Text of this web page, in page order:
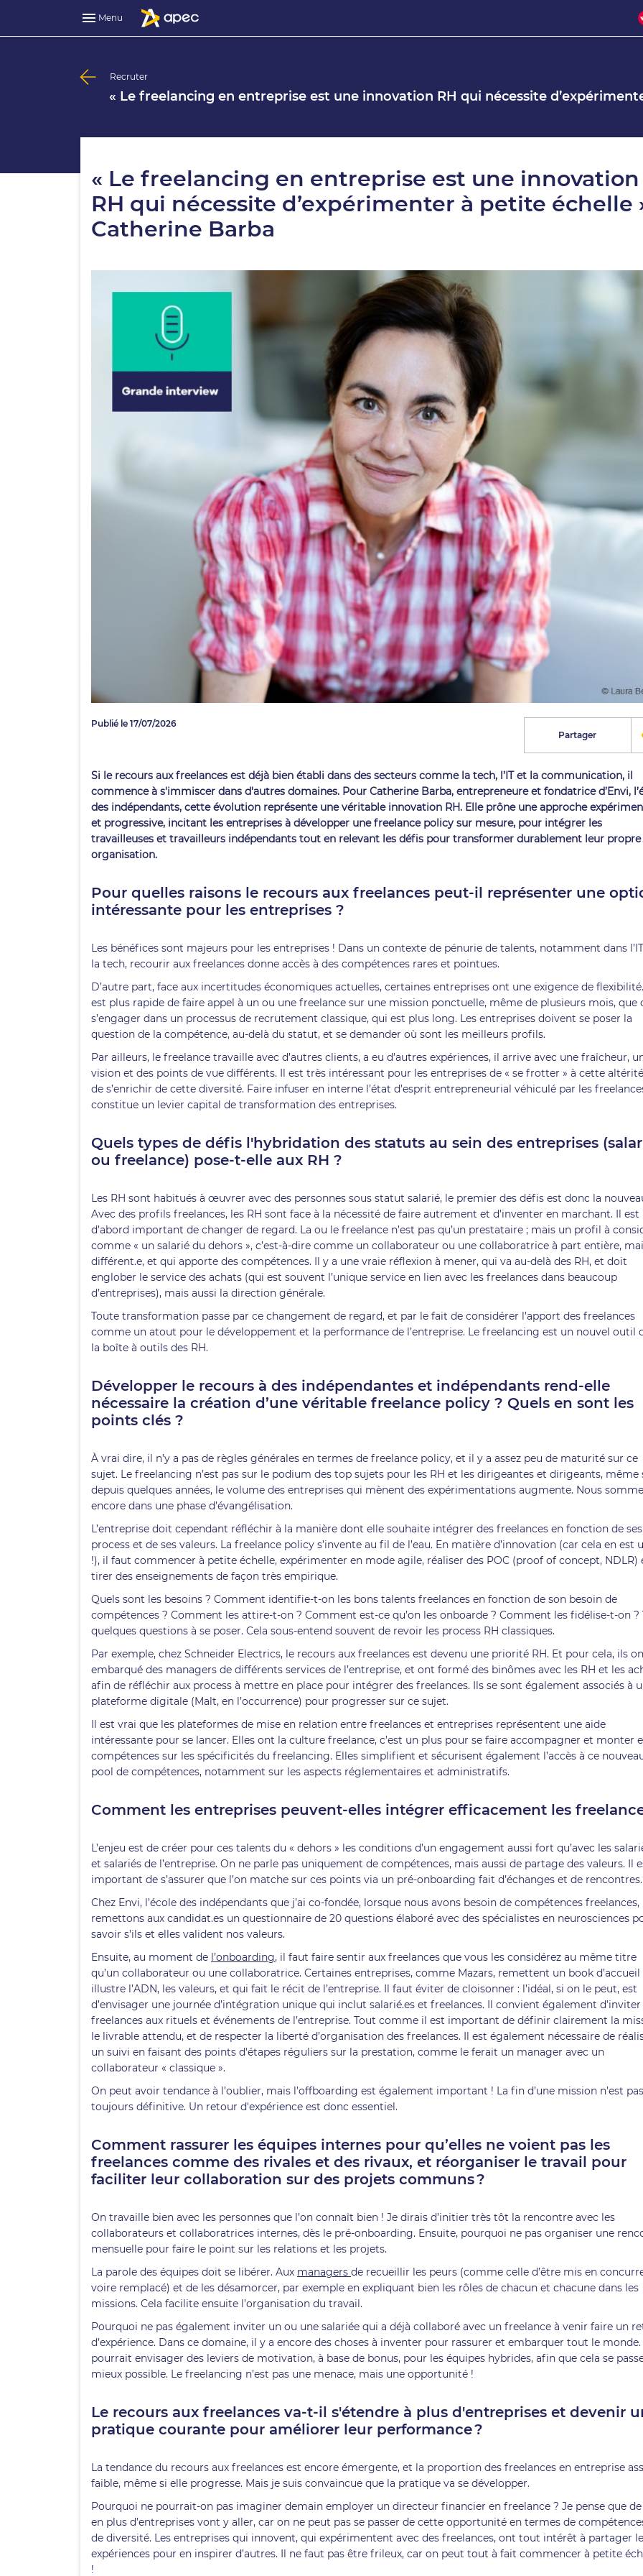
Menu
Recruter
« Le freelancing en entreprise est une innovation RH qui nécessite
« Le freelancing en entreprise est une innovation
RH qui nécessite d’expérimenter à petite échelle
Catherine Barba
Publié le 17/07/2026
Partager
Si le recours aux freelances est déjà bien établi dans des secteurs comme la tech, l’IT et la communication, il
commence à s'immiscer dans d'autres domaines. Pour Catherine Barba, entrepreneure et fondatrice d’Envi,
des indépendants, cette évolution représente une véritable innovation RH. Elle prône une approche
et progressive, incitant les entreprises à développer une freelance policy sur mesure, pour intégrer les
travailleuses et travailleurs indépendants tout en relevant les défis pour transformer durablement leur propre
organisation.
Pour quelles raisons le recours aux freelances peut-il représenter une
intéressante pour les entreprises ?
Les bénéfices sont majeurs pour les entreprises ! Dans un contexte de pénurie de talents, notamment dans
la tech, recourir aux freelances donne accès à des compétences rares et pointues.
D’autre part, face aux incertitudes économiques actuelles, certaines entreprises ont une exigence de
est plus rapide de faire appel à un ou une freelance sur une mission ponctuelle, même de plusieurs mois, que
s’engager dans un processus de recrutement classique, qui est plus long. Les entreprises doivent se poser la
question de la compétence, au-delà du statut, et se demander où sont les meilleurs profils.
Par ailleurs, le freelance travaille avec d’autres clients, a eu d’autres expériences, il arrive avec une fraîcheur,
vision et des points de vue différents. Il est très intéressant pour les entreprises de « se frotter » à cette
de s’enrichir de cette diversité. Faire infuser en interne l’état d’esprit entrepreneurial véhiculé par les
constitue un levier capital de transformation des entreprises.
Quels types de défis l'hybridation des statuts au sein des entreprises
ou freelance) pose-t-elle aux RH ?
Les RH sont habitués à œuvrer avec des personnes sous statut salarié, le premier des défis est donc la
Avec des profils freelances, les RH sont face à la nécessité de faire autrement et d’inventer en marchant. Il est
d’abord important de changer de regard. La ou le freelance n’est pas qu’un prestataire ; mais un profil à
comme « un salarié du dehors », c’est-à-dire comme un collaborateur ou une collaboratrice à part entière,
différent.e, et qui apporte des compétences. Il y a une vraie réflexion à mener, qui va au-delà des RH, et doit
englober le service des achats (qui est souvent l’unique service en lien avec les freelances dans beaucoup
d’entreprises), mais aussi la direction générale.
Toute transformation passe par ce changement de regard, et par le fait de considérer l’apport des freelances
comme un atout pour le développement et la performance de l’entreprise. Le freelancing est un nouvel outil
la boîte à outils des RH.
Développer le recours à des indépendantes et indépendants rend-elle
nécessaire la création d’une véritable freelance policy ? Quels en sont les
points clés ?
À vrai dire, il n’y a pas de règles générales en termes de freelance policy, et il y a assez peu de maturité sur ce
sujet. Le freelancing n’est pas sur le podium des top sujets pour les RH et les dirigeantes et dirigeants, même
depuis quelques années, le volume des entreprises qui mènent des expérimentations augmente. Nous
encore dans une phase d’évangélisation.
L’entreprise doit cependant réfléchir à la manière dont elle souhaite intégrer des freelances en fonction de ses
process et de ses valeurs. La freelance policy s’invente au fil de l’eau. En matière d’innovation (car cela en est
!), il faut commencer à petite échelle, expérimenter en mode agile, réaliser des POC (proof of concept, NDLR)
tirer des enseignements de façon très empirique.
Quels sont les besoins ? Comment identifie-t-on les bons talents freelances en fonction de son besoin de
compétences ? Comment les attire-t-on ? Comment est-ce qu’on les onboarde ? Comment les fidélise-t-on ?
quelques questions à se poser. Cela sous-entend souvent de revoir les process RH classiques.
Par exemple, chez Schneider Electrics, le recours aux freelances est devenu une priorité RH. Et pour cela, ils
embarqué des managers de différents services de l’entreprise, et ont formé des binômes avec les RH et les
afin de réfléchir aux process à mettre en place pour intégrer des freelances. Ils se sont également associés à
plateforme digitale (Malt, en l’occurrence) pour progresser sur ce sujet.
Il est vrai que les plateformes de mise en relation entre freelances et entreprises représentent une aide
intéressante pour se lancer. Elles ont la culture freelance, c’est un plus pour se faire accompagner et monter
compétences sur les spécificités du freelancing. Elles simplifient et sécurisent également l’accès à ce
pool de compétences, notamment sur les aspects réglementaires et administratifs.
Comment les entreprises peuvent-elles intégrer efficacement les
L’enjeu est de créer pour ces talents du « dehors » les conditions d’un engagement aussi fort qu’avec les
et salariés de l’entreprise. On ne parle pas uniquement de compétences, mais aussi de partage des valeurs. Il
important de s’assurer que l’on matche sur ces points via un pré-onboarding fait d’échanges et de rencontres.
Chez Envi, l’école des indépendants que j’ai co-fondée, lorsque nous avons besoin de compétences freelances,
remettons aux candidat.es un questionnaire de 20 questions élaboré avec des spécialistes en neurosciences
savoir s’ils et elles valident nos valeurs.
Ensuite, au moment de l’onboarding, il faut faire sentir aux freelances que vous les considérez au même titre
qu’un collaborateur ou une collaboratrice. Certaines entreprises, comme Mazars, remettent un book d’accueil
illustre l’ADN, les valeurs, et qui fait le récit de l’entreprise. Il faut éviter de cloisonner : l’idéal, si on le peut, est
d’envisager une journée d’intégration unique qui inclut salarié.es et freelances. Il convient également d’inviter
freelances aux rituels et événements de l’entreprise. Tout comme il est important de définir clairement la
le livrable attendu, et de respecter la liberté d’organisation des freelances. Il est également nécessaire de
un suivi en faisant des points d'étapes réguliers sur la prestation, comme le ferait un manager avec un
collaborateur « classique ».
On peut avoir tendance à l’oublier, mais l’offboarding est également important ! La fin d’une mission n’est pas
toujours définitive. Un retour d'expérience est donc essentiel.
Comment rassurer les équipes internes pour qu’elles ne voient pas les
freelances comme des rivales et des rivaux, et réorganiser le travail pour
faciliter leur collaboration sur des projets communs ?
On travaille bien avec les personnes que l’on connaît bien ! Je dirais d’initier très tôt la rencontre avec les
collaborateurs et collaboratrices internes, dès le pré-onboarding. Ensuite, pourquoi ne pas organiser une
mensuelle pour faire le point sur les relations et les projets.
La parole des équipes doit se libérer. Aux managers de recueillir les peurs (comme celle d’être mis en
voire remplacé) et de les désamorcer, par exemple en expliquant bien les rôles de chacun et chacune dans les
missions. Cela facilite ensuite l’organisation du travail.
Pourquoi ne pas également inviter un ou une salariée qui a déjà collaboré avec un freelance à venir faire un
d’expérience. Dans ce domaine, il y a encore des choses à inventer pour rassurer et embarquer tout le
pourrait envisager des leviers de motivation, à base de bonus, pour les équipes hybrides, afin que cela se
mieux possible. Le freelancing n’est pas une menace, mais une opportunité !
Le recours aux freelances va-t-il s'étendre à plus d'entreprises et devenir
pratique courante pour améliorer leur performance ?
La tendance du recours aux freelances est encore émergente, et la proportion des freelances en entreprise
faible, même si elle progresse. Mais je suis convaincue que la pratique va se développer.
Pourquoi ne pourrait-on pas imaginer demain employer un directeur financier en freelance ? Je pense que
en plus d’entreprises vont y aller, car on ne peut pas se passer de cette opportunité en termes de
de diversité. Les entreprises qui innovent, qui expérimentent avec des freelances, ont tout intérêt à partager
expériences pour en inspirer d’autres. Il ne faut pas être frileux, car on peut tout à fait commencer à petite
!